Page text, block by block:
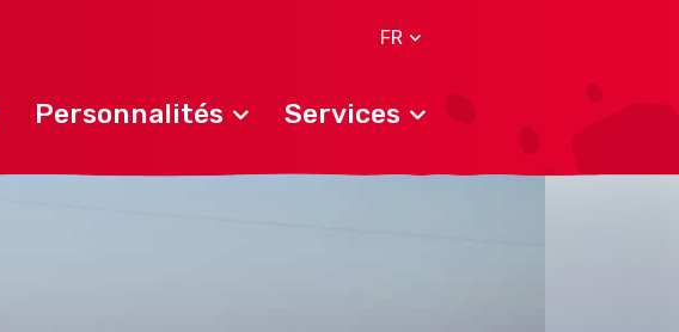
FR
Personnalités Services